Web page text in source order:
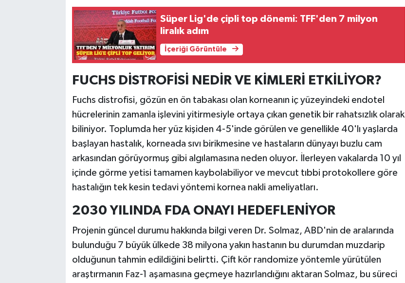
Süper Lig'de çipli top dönemi: TFF'den 7 milyon
liralık adım
İçeriği Görüntüle
FUCHS DİSTROFİSİ NEDİR VE KİMLERİ ETKİLİYOR?
Fuchs distrofisi, gözün en ön tabakası olan korneanın iç yüzeyindeki endotel
hücrelerinin zamanla işlevini yitirmesiyle ortaya çıkan genetik bir rahatsızlık olarak
biliniyor. Toplumda her yüz kişiden 4-5'inde görülen ve genellikle 40'lı yaşlarda
başlayan hastalık, korneada sıvı birikmesine ve hastaların dünyayı buzlu cam
arkasından görüyormuş gibi algılamasına neden oluyor. İlerleyen vakalarda 10 yıl
içinde görme yetisi tamamen kaybolabiliyor ve mevcut tıbbi protokollere göre
hastalığın tek kesin tedavi yöntemi kornea nakli ameliyatları.
2030 YILINDA FDA ONAYI HEDEFLENİYOR
Projenin güncel durumu hakkında bilgi veren Dr. Solmaz, ABD'nin de aralarında
bulunduğu 7 büyük ülkede 38 milyona yakın hastanın bu durumdan muzdarip
olduğunun tahmin edildiğini belirtti. Çift kör randomize yöntemle yürütülen
araştırmanın Faz-1 aşamasına geçmeye hazırlandığını aktaran Solmaz, bu süreci